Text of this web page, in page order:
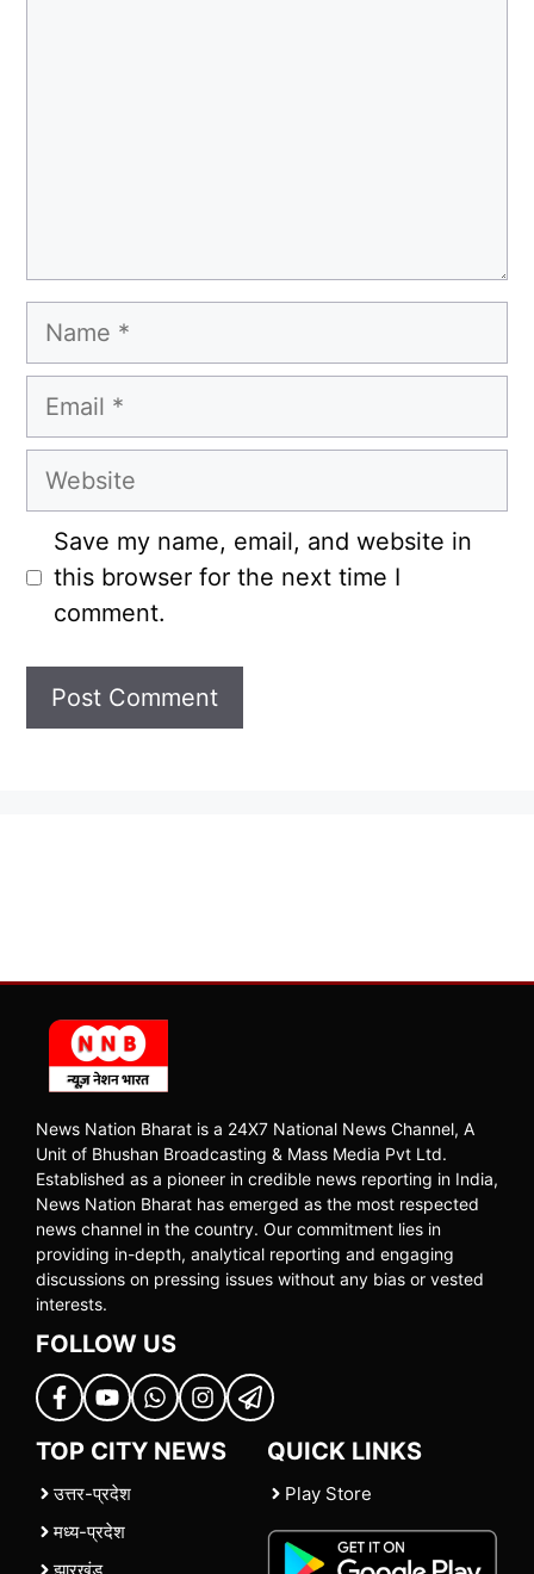
Name
Email
Website
Save my name, email, and website in
this browser for the next time I
comment.
News Nation Bharat is a 24X7 National News Channel, A
Unit of Bhushan Broadcasting & Mass Media Pvt Ltd.
Established as a pioneer in credible news reporting in India,
News Nation Bharat has emerged as the most respected
news channel in the country. Our commitment lies in
providing in-depth, analytical reporting and engaging
discussions on pressing issues without any bias or vested
interests.
FOLLOW US
TOP CITY NEWS
उत्तर-प्रदेश
मध्य-प्रदेश
QUICK LINKS
Play Store